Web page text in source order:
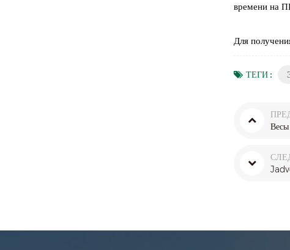
времени на
Для
ТЕГИ :